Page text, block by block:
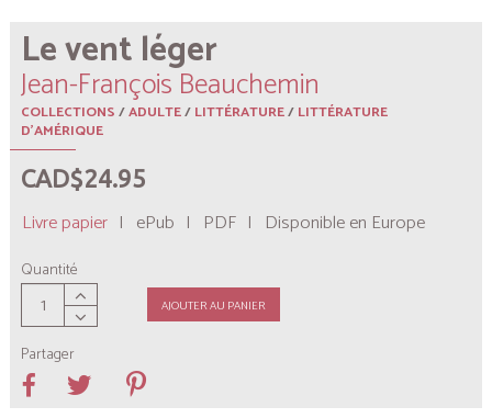
Le vent léger
Jean-François Beauchemin
COLLECTIONS/ADULTE/LITTÉRATURE/LITTÉRATURE
D'AMÉRIQUE
CAD$24.95
Livre papier | ePub | PDF | Disponible en Europe
Quantité
AJOUTER AU PANIER
Partager